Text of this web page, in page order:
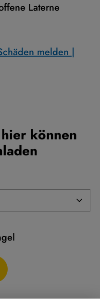
Laterne
melden |
können